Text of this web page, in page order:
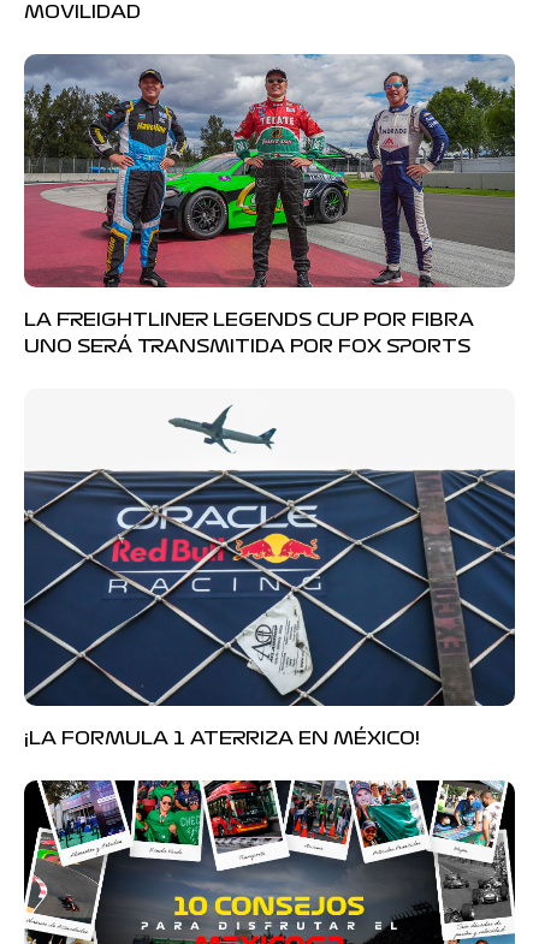
MOVILIDAD
LA FREIGHTLINER LEGENDS CUP POR FIBRA
UNO SERÁ TRANSMITIDA POR FOX SPORTS
¡LA FORMULA 1 ATERRIZA EN MÉXICO!